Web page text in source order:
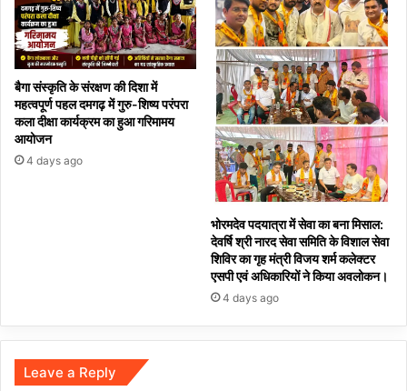
बैगा संस्कृति के संरक्षण की दिशा में
महत्वपूर्ण पहल दमगढ़ में गुरु-शिष्य परंपरा
कला दीक्षा कार्यक्रम का हुआ गरिमामय
आयोजन
4 days ago
भोरमदेव पदयात्रा में सेवा का बना मिसाल:
देवर्षि श्री नारद सेवा समिति के विशाल सेवा
शिविर का गृह मंत्री विजय शर्म कलेक्टर
एसपी एवं अधिकारियों ने किया अवलोकन।
4 days ago
Leave a Reply